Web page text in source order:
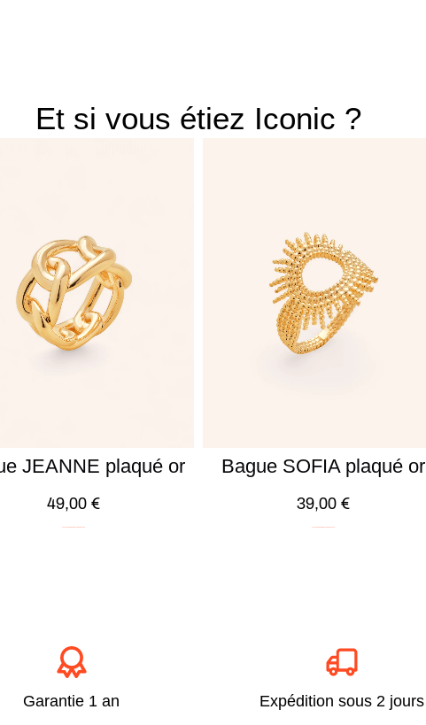
Et si vous étiez Iconic ?
JEANNE plaqué or
49,00 €
Bague SOFIA plaqué or
39,00€
Garantie 1 an Expédition sous 2 jours